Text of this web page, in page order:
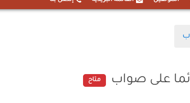
على صواب متاح